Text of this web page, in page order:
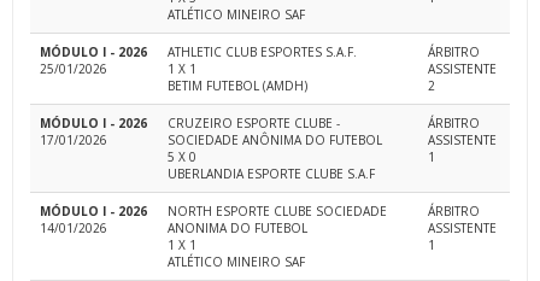
ATLÉTICO MINEIRO SAF
MÓDULO I - 2026
25/01/2026
ATHLETIC CLUB ESPORTES S.A.F.
1 X 1
BETIM FUTEBOL (AMDH)
ÁRBITRO
ASSISTENTE
2
MÓDULO I - 2026
17/01/2026
CRUZEIRO ESPORTE CLUBE -
SOCIEDADE ANÔNIMA DO FUTEBOL
5 X 0
UBERLANDIA ESPORTE CLUBE S.A.F
ÁRBITRO
ASSISTENTE
1
MÓDULO I - 2026
14/01/2026
NORTH ESPORTE CLUBE SOCIEDADE
ANONIMA DO FUTEBOL
1 X 1
ATLÉTICO MINEIRO SAF
ÁRBITRO
ASSISTENTE
1